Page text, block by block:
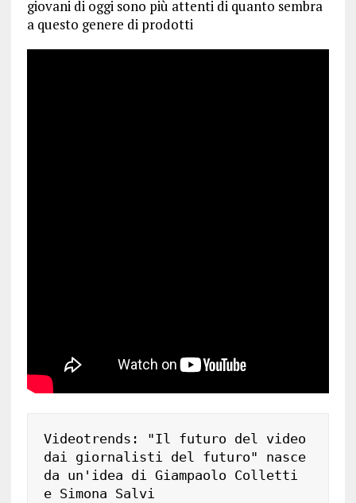
giovani di oggi sono più attenti di quanto sembra
a questo genere di prodotti
Videotrends: "Il futuro del video
dai giornalisti del futuro" nasce
da un'idea di Giampaolo Colletti
e Simona Salvi